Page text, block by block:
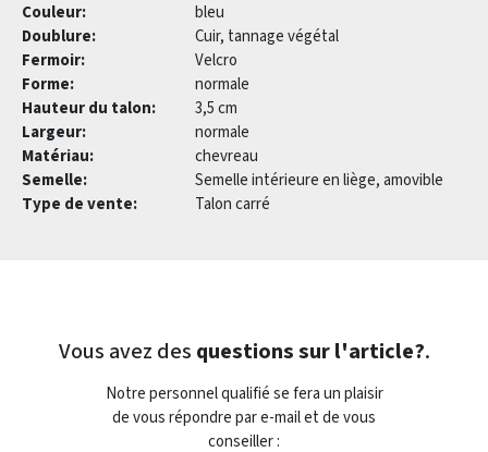
Couleur:
bleu
Doublure:
Cuir, tannage végétal
Fermoir:
Velcro
Forme:
normale
Hauteur du talon:
3,5 cm
Largeur:
normale
Matériau:
chevreau
Semelle:
Semelle intérieure en liège, amovible
Type de vente:
Talon carré
Vous avez des questions sur l'article?.
Notre personnel qualifié se fera un plaisir
de vous répondre par e-mail et de vous
conseiller :